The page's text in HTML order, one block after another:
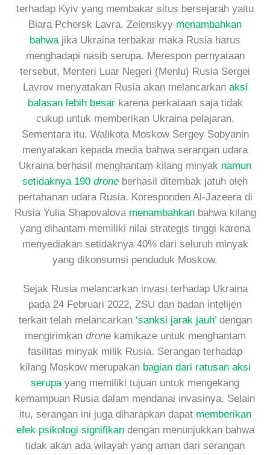
terhadap Kyiv yang membakar situs bersejarah yaitu
Biara Pchersk Lavra. Zelenskyy menambahkan
bahwajika Ukraina terbakar maka Rusia harus
menghadapi nasib serupa. Merespon pernyataan
tersebut, Menteri Luar Negeri (Menlu) Rusia Sergei
Lavrov menyatakan Rusia akan melancarkan aksi
balasan lebih besarkarena perkataan saja tidak
cukup untuk memberikan Ukraina pelajaran.
Sementara itu, Walikota Moskow Sergey Sobyanin
menyatakan kepada media bahwa serangan udara
Ukraina berhasil menghantam kilang minyak namun
setidaknya 190 drone berhasil ditembak jatuh oleh
pertahanan udara Rusia. Koresponden Al-Jazeera di
Rusia Yulia Shapovalova menambahkanbahwa kilang
yang dihantam memiliki nilai strategis tinggi karena
menyediakan setidaknya 40% dari seluruh minyak
yang dikonsumsi penduduk Moskow.
Sejak Rusia melancarkan invasi terhadap Ukraina
pada 24 Februari 2022, ZSU dan badan intelijen
terkait telah melancarkan ‘sanksi jarak jauh’dengan
mengirimkan drone kamikaze untuk menghantam
fasilitas minyak milik Rusia. Serangan terhadap
kilang Moskow merupakan bagian dari ratusan aksi
serupayang memiliki tujuan untuk mengekang
kemampuan Rusia dalam mendanai invasinya. Selain
itu, serangan ini juga diharapkan dapat memberikan
efek psikologi signifikandengan menunjukkan bahwa
tidak akan ada wilayah yang aman dari serangan